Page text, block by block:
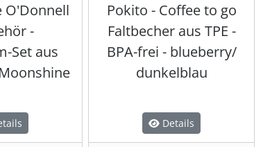
O'Donnell
-
Set aus
Pokito - Coffee to go
Faltbecher aus TPE -
BPA-frei - blueberry/
dunkelblau
Details